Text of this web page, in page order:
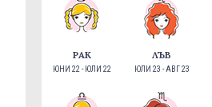
РАК
ЮНИ 22 - ЮЛИ 22
ЛЪВ
ЮЛИ 23 - АВГ 23